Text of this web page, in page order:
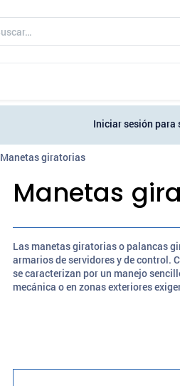
Iniciar sesión
Manetas giratorias
Manetas
Las manetas giratorias o palancas
armarios de servidores y de control.
se caracterizan por un manejo
mecánica o en zonas exteriores